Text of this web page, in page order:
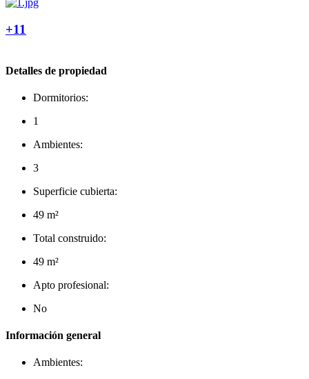
+11
Detalles de propiedad
Dormitorios:
1
Ambientes:
3
Superficie cubierta:
49 m²
Total construido:
49 m²
Apto profesional:
No
Información general
Ambientes: